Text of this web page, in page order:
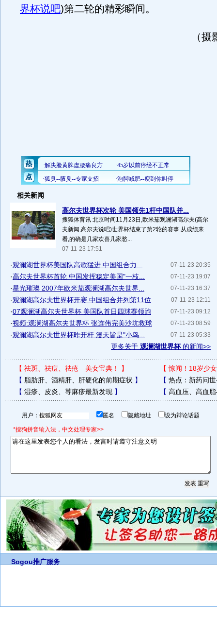
界杯说吧)第二轮的精彩瞬间。
（
相关新闻
高尔夫世界杯次轮 美国领先1杆中国队并...
搜狐体育讯 北京时间11月23日,欧米茄观澜湖高尔夫(高尔
夫新闻,高尔夫说吧)世界杯结束了第2轮的赛事.从成绩来
看,的确是几家欢喜几家愁...
07-11-23 17:51
07-11-23 20:35
·观澜湖世界杯美国队高歌猛进 中国组合力...
07-11-23 19:07
·高尔夫世界杯首轮 中国发挥稳定美国"一枝...
07-11-23 16:37
·星光璀璨 2007年欧米茄观澜湖高尔夫世界...
07-11-23 12:11
·观澜湖高尔夫世界杯开赛 中国组合并列第11位
07-11-23 09:12
·07观澜湖高尔夫世界杯 美国队首日四球赛领跑
07-11-23 08:59
·视频:观澜湖高尔夫世界杯 张连伟完美沙坑救球
07-11-23 05:33
·观澜湖高尔夫世界杯昨开杆 漫天皆是"小鸟...
更多关于 观澜湖世界杯的新闻>>
【 祛斑、祛痘、祛疮—美女宝典！ 】 【惊闻！18岁少
【 脂肪肝、酒精肝、肝硬化的前期症状 】 【 热点：新药问
【 湿疹、皮炎、荨麻疹最新发现】 【 高血压、高血
用户： 匿名 隐藏地址 设为辩论话题
*搜狗拼音输入法，中文处理专家>>
Sogou推广服务